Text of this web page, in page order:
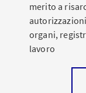
merito a
organi,
lavoro